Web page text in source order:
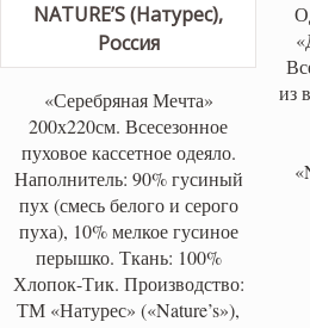
«Серебряная Мечта»
200х220см. Всесезонное
пуховое кассетное одеяло.
Наполнитель: 90% гусиный
пух (смесь белого и серого
пуха), 10% мелкое гусиное
перышко. Ткань: 100%
Хлопок-Тик. Производство:
ТМ «Натурес» («Nature’s»),
из